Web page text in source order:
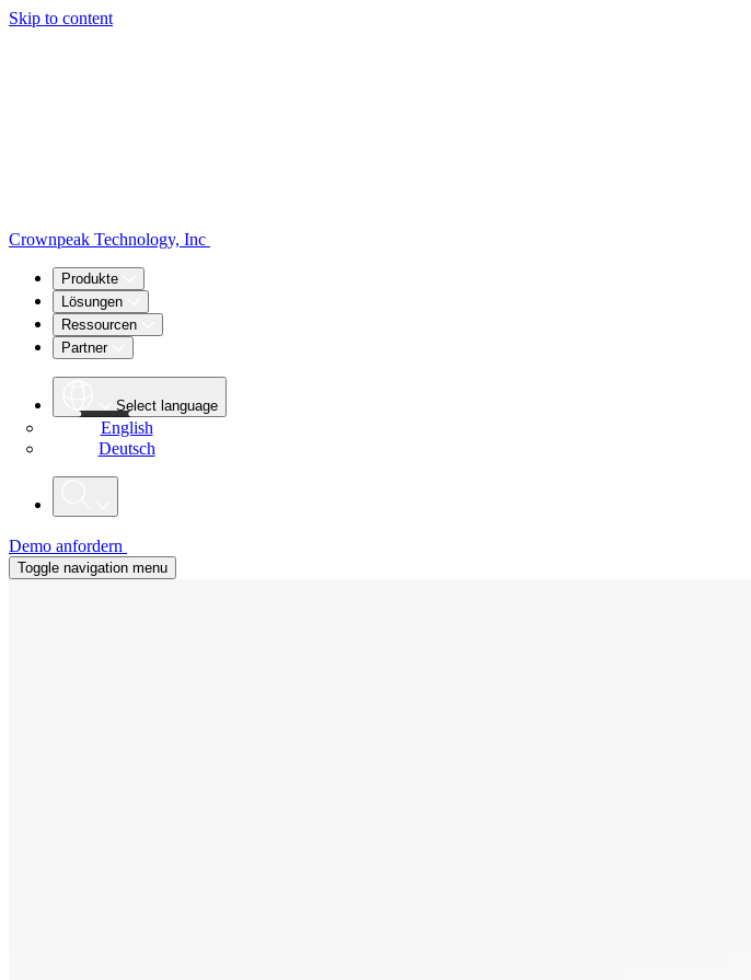
Skip to content
Crownpeak Technology, Inc
Produkte
Lösungen
Ressourcen
Partner
Select language
English
Deutsch
Demo anfordern
Toggle navigation menu